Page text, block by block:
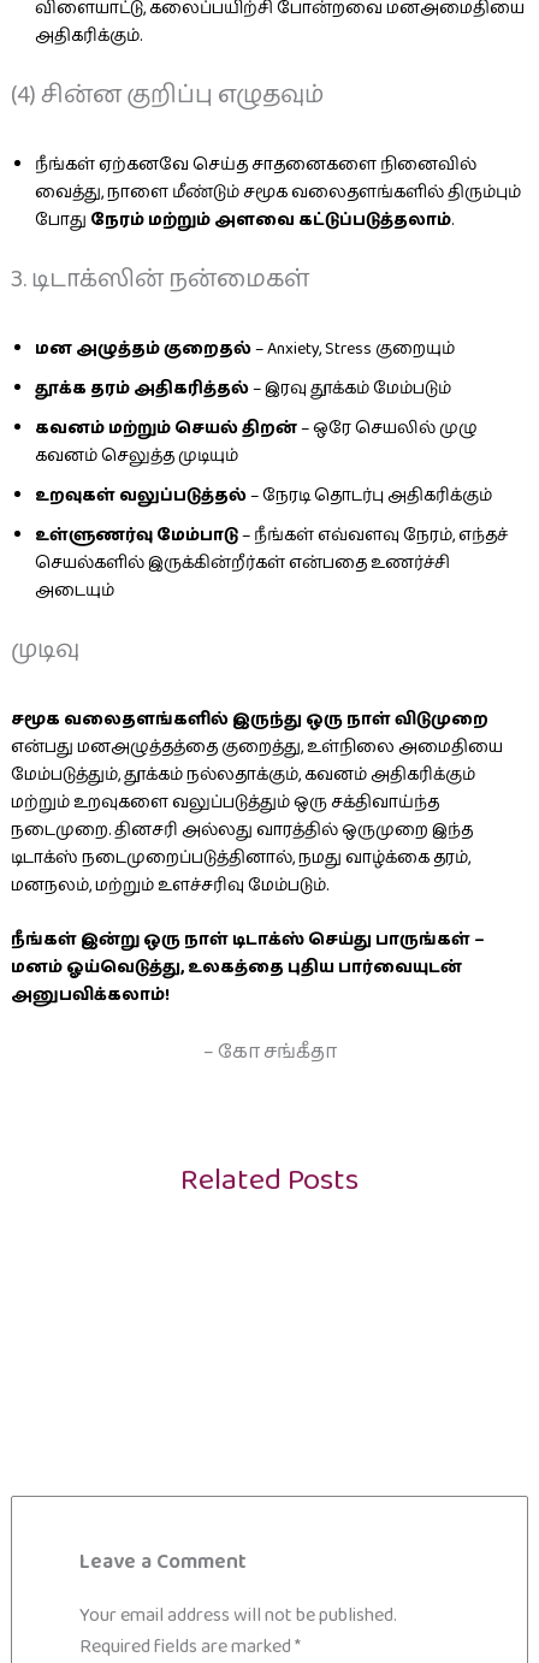
விளையாட்டு, கலைப்பயிற்சி போன்றவை மனஅமைதியை
அதிகரிக்கும்.
(4) சின்ன குறிப்பு எழுதவும்
நீங்கள் ஏற்கனவே செய்த சாதனைகளை நினைவில்
வைத்து, நாளை மீண்டும் சமூக வலைதளங்களில் திரும்பும்
போது நேரம் மற்றும் அளவை கட்டுப்படுத்தலாம்.
3. டிடாக்ஸின் நன்மைகள்
மன அழுத்தம் குறைதல்– Anxiety, Stress குறையும்
தூக்க தரம் அதிகரித்தல்– இரவு தூக்கம் மேம்படும்
கவனம் மற்றும் செயல் திறன்– ஒரே செயலில் முழு
கவனம் செலுத்த முடியும்
உறவுகள் வலுப்படுத்தல்– நேரடி தொடர்பு அதிகரிக்கும்
உள்ளுணர்வு மேம்பாடு– நீங்கள் எவ்வளவு நேரம், எந்தச்
செயல்களில் இருக்கின்றீர்கள் என்பதை உணர்ச்சி
அடையும்
முடிவு
சமூக வலைதளங்களில் இருந்து ஒரு நாள் விடுமுறை
என்பது மனஅழுத்தத்தை குறைத்து, உள்நிலை அமைதியை
மேம்படுத்தும், தூக்கம் நல்லதாக்கும், கவனம் அதிகரிக்கும்
மற்றும் உறவுகளை வலுப்படுத்தும் ஒரு சக்திவாய்ந்த
நடைமுறை. தினசரி அல்லது வாரத்தில் ஒருமுறை இந்த
டிடாக்ஸ் நடைமுறைப்படுத்தினால், நமது வாழ்க்கை தரம்,
மனநலம், மற்றும் உளச்சரிவு மேம்படும்.
நீங்கள் இன்று ஒரு நாள் டிடாக்ஸ் செய்து பாருங்கள் –
மனம் ஓய்வெடுத்து, உலகத்தை புதிய பார்வையுடன்
அனுபவிக்கலாம்!
– கோ சங்கீதா
Related Posts
Leave a Comment
Your email address will not be published.
Required fields are marked*